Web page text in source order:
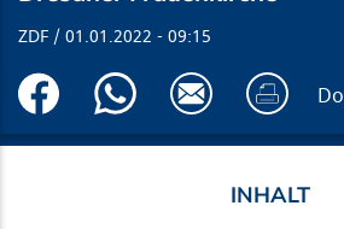
ZDF 01.01.2022 09:15